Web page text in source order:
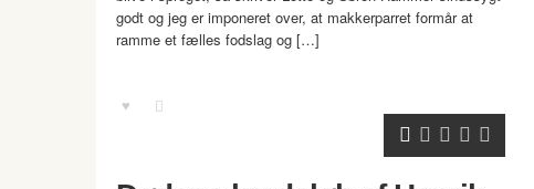
godt og jeg er imponeret over, at makkerparret formår at
ramme et fælles fodslag og […]